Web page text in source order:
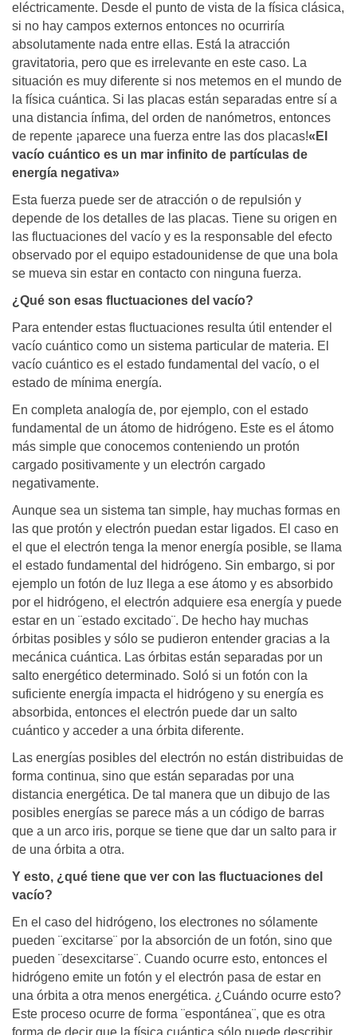
eléctricamente. Desde el punto de vista de la física clásica,
si no hay campos externos entonces no ocurriría
absolutamente nada entre ellas. Está la atracción
gravitatoria, pero que es irrelevante en este caso. La
situación es muy diferente si nos metemos en el mundo de
la física cuántica. Si las placas están separadas entre sí a
una distancia ínfima, del orden de nanómetros, entonces
de repente ¡aparece una fuerza entre las dos placas!«El
vacío cuántico es un mar infinito de partículas de
energía negativa»
Esta fuerza puede ser de atracción o de repulsión y
depende de los detalles de las placas. Tiene su origen en
las fluctuaciones del vacío y es la responsable del efecto
observado por el equipo estadounidense de que una bola
se mueva sin estar en contacto con ninguna fuerza.
¿Qué son esas fluctuaciones del vacío?
Para entender estas fluctuaciones resulta útil entender el
vacío cuántico como un sistema particular de materia. El
vacío cuántico es el estado fundamental del vacío, o el
estado de mínima energía.
En completa analogía de, por ejemplo, con el estado
fundamental de un átomo de hidrógeno. Este es el átomo
más simple que conocemos conteniendo un protón
cargado positivamente y un electrón cargado
negativamente.
Aunque sea un sistema tan simple, hay muchas formas en
las que protón y electrón puedan estar ligados. El caso en
el que el electrón tenga la menor energía posible, se llama
el estado fundamental del hidrógeno. Sin embargo, si por
ejemplo un fotón de luz llega a ese átomo y es absorbido
por el hidrógeno, el electrón adquiere esa energía y puede
estar en un ¨estado excitado¨. De hecho hay muchas
órbitas posibles y sólo se pudieron entender gracias a la
mecánica cuántica. Las órbitas están separadas por un
salto energético determinado. Soló si un fotón con la
suficiente energía impacta el hidrógeno y su energía es
absorbida, entonces el electrón puede dar un salto
cuántico y acceder a una órbita diferente.
Las energías posibles del electrón no están distribuidas de
forma continua, sino que están separadas por una
distancia energética. De tal manera que un dibujo de las
posibles energías se parece más a un código de barras
que a un arco iris, porque se tiene que dar un salto para ir
de una órbita a otra.
Y esto, ¿qué tiene que ver con las fluctuaciones del
vacío?
En el caso del hidrógeno, los electrones no sólamente
pueden ¨excitarse¨ por la absorción de un fotón, sino que
pueden ¨desexcitarse¨. Cuando ocurre esto, entonces el
hidrógeno emite un fotón y el electrón pasa de estar en
una órbita a otra menos energética. ¿Cuándo ocurre esto?
Este proceso ocurre de forma ¨espontánea¨, que es otra
forma de decir que la física cuántica sólo puede describir